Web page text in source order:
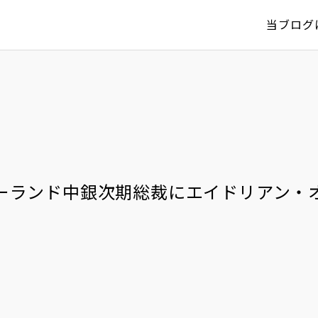
当ブログ
ランド中銀次期総裁にエイドリアン・